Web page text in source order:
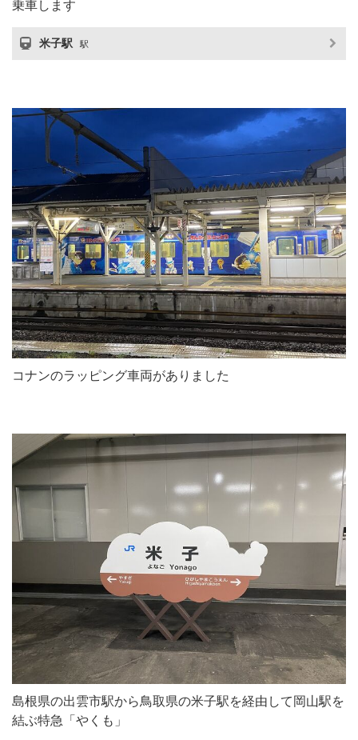
乗車します
米子駅 駅
コナンのラッピング車両がありました
島根県の出雲市駅から鳥取県の米子駅を経由して岡山駅を
結ぶ特急「やくも」